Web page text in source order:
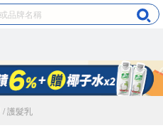
/ 護髮乳